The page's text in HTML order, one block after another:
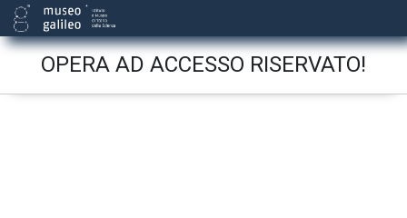
OPERA AD ACCESSO RISERVATO!